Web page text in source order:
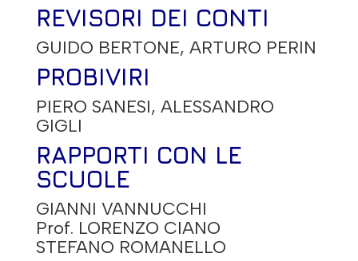
REVISORI DEI CONTI
GUIDO BERTONE, ARTURO PERIN
PROBIVIRI
PIERO SANESI, ALESSANDRO
GIGLI
RAPPORTI CON LE
SCUOLE
GIANNI VANNUCCHI
Prof. LORENZO CIANO
STEFANO ROMANELLO